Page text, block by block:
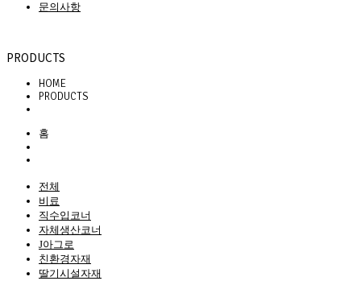
문의사항
PRODUCTS
HOME
PRODUCTS
홈
전체
비료
직수입코너
자체생산코너
J아그로
친환경자재
딸기시설자재